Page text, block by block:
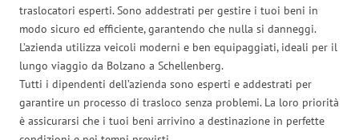
traslocatori esperti. Sono addestrati per gestire i tuoi beni in
modo sicuro ed efficiente, garantendo che nulla si danneggi.
L’azienda utilizza veicoli moderni e ben equipaggiati, ideali per il
lungo viaggio da Bolzano a Schellenberg.
Tutti i dipendenti dell’azienda sono esperti e addestrati per
garantire un processo di trasloco senza problemi. La loro priorità
è assicurarsi che i tuoi beni arrivino a destinazione in perfette